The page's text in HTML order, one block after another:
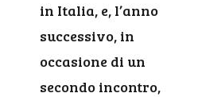
in Italia, e, l’anno
successivo, in
occasione di un
secondo incontro,